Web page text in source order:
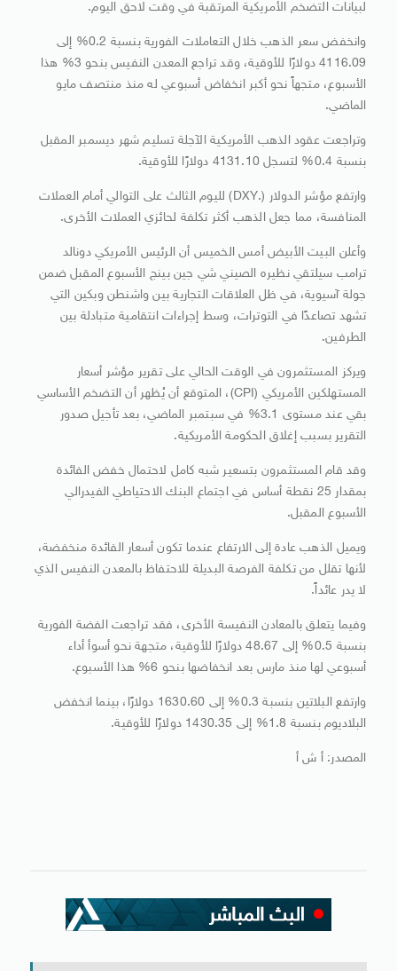
لبيانات التضخم الأمريكية المرتقبة في وقت لاحق اليوم.
وانخفض سعر الذهب خلال التعاملات الفورية بنسبة 0.2% إلى
4116.09 دولارًا للأوقية، وقد تراجع المعدن النفيس بنحو 3% هذا
الأسبوع، متجهاً نحو أكبر انخفاض أسبوعي له منذ منتصف مايو
الماضي.
وتراجعت عقود الذهب الأمريكية الآجلة تسليم شهر ديسمبر المقبل
بنسبة 0.4% لتسجل 4131.10 دولارًا للأوقية.
وارتفع مؤشر الدولار (.DXY) لليوم الثالث على التوالي أمام العملات
المنافسة، مما جعل الذهب أكثر تكلفة لحائزي العملات الأخرى.
وأعلن البيت الأبيض أمس الخميس أن الرئيس الأمريكي دونالد
ترامب سيلتقي نظيره الصيني شي جين بينج الأسبوع المقبل ضمن
جولة آسيوية، في ظل العلاقات التجارية بين واشنطن وبكين التي
تشهد تصاعدًا في التوترات، وسط إجراءات انتقامية متبادلة بين
الطرفين.
ويركز المستثمرون في الوقت الحالي على تقرير مؤشر أسعار
المستهلكين الأمريكي (CPI)، المتوقع أن يُظهر أن التضخم الأساسي
بقي عند مستوى 3.1% في سبتمبر الماضي، بعد تأجيل صدور
التقرير بسبب إغلاق الحكومة الأمريكية.
وقد قام المستثمرون بتسعير شبه كامل لاحتمال خفض الفائدة
بمقدار 25 نقطة أساس في اجتماع البنك الاحتياطي الفيدرالي
الأسبوع المقبل.
ويميل الذهب عادة إلى الارتفاع عندما تكون أسعار الفائدة منخفضة،
لأنها تقلل من تكلفة الفرصة البديلة للاحتفاظ بالمعدن النفيس الذي
لا يدر عائداً.
وفيما يتعلق بالمعادن النفيسة الأخرى، فقد تراجعت الفضة الفورية
بنسبة 0.5% إلى 48.67 دولارًا للأوقية، متجهة نحو أسوأ أداء
أسبوعي لها منذ مارس بعد انخفاضها بنحو 6% هذا الأسبوع.
وارتفع البلاتين بنسبة 0.3% إلى 1630.60 دولارًا، بينما انخفض
البلاديوم بنسبة 1.8% إلى 1430.35 دولارًا للأوقية.
المصدر: أ ش أ